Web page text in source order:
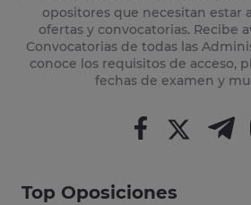
opositores que necesitan estar
ofertas y convocatorias. Recibe
Convocatorias de todas las
conoce los requisitos de acceso,
fechas de examen y
Top Oposiciones